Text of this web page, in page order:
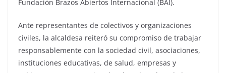
Fundación Brazos Abiertos Internacional (BAI).
Ante representantes de colectivos y organizaciones
civiles, la alcaldesa reiteró su compromiso de trabajar
responsablemente con la sociedad civil, asociaciones,
instituciones educativas, de salud, empresas y